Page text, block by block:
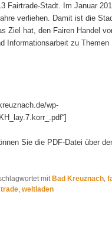
Fairtrade-Stadt. Im Januar
verliehen. Damit ist die
Ziel hat, den Fairen Handel
Informationsarbeit zu Themen
wp-
Sie die PDF-Datei über
mit Bad Kreuznach,
trade, weltladen